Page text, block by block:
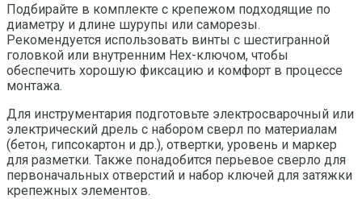
Подбирайте в комплекте с крепежом подходящие по
диаметру и длине шурупы или саморезы.
Рекомендуется использовать винты с шестигранной
головкой или внутренним Hex-ключом, чтобы
обеспечить хорошую фиксацию и комфорт в процессе
монтажа.
Для инструментария подготовьте электросварочный или
электрический дрель с набором сверл по материалам
(бетон, гипсокартон и др.), отвертки, уровень и маркер
для разметки. Также понадобится перьевое сверло для
первоначальных отверстий и набор ключей для затяжки
крепежных элементов.